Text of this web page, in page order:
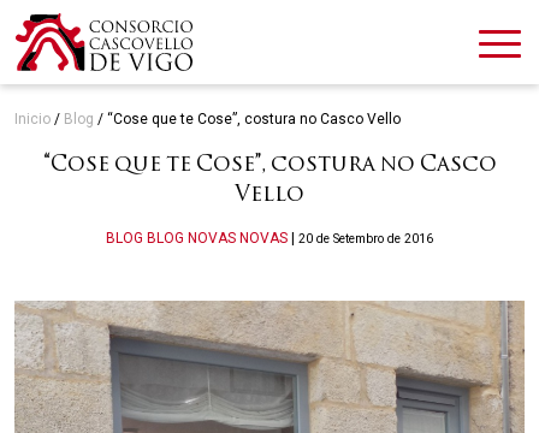
Inicio / Blog / “Cose que te Cose”, costura no Casco Vello
“Cose que te Cose”, costura no Casco
Vello
Categories
BLOG BLOG NOVAS NOVAS 20 de Setembro de 2016